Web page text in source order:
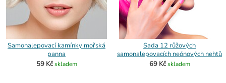
Samonalepovací kamínky mořská
panna
59 Kč skladem
Sada 12 růžových
samonalepovacích neónových nehtů
69 Kč skladem